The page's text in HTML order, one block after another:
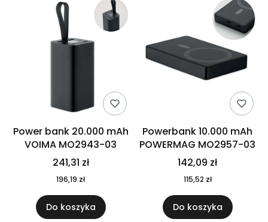
Power bank 20.000 mAh
VOIMA MO2943-03
241,31 zł
196,19 zł
Do koszyka
Powerbank 10.000 mAh
POWERMAG MO2957-03
142,09 zł
115,52 zł
Do koszyka